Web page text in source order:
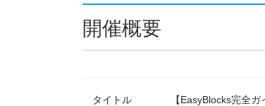
開催概要
タイトル 【EasyBlocks完全